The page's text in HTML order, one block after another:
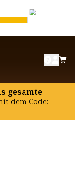
gesamte
dem Code: